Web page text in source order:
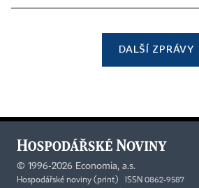
DALŠÍ ZPRÁVY
© 1996-2026 Economia, a.s.
Hospodářské noviny (print) ISSN 0862-9587